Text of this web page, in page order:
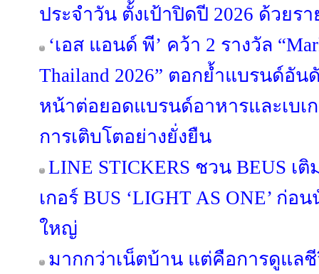
ประจำวัน ตั้งเป้าปิดปี 2026 ด้วยร
‘เอส แอนด์ พี’ คว้า 2 รางวัล
Thailand 2026” ตอกย้ำแบรนด์อั
หน้าต่อยอดแบรนด์อาหารและเบเ
การเติบโตอย่างยั่งยืน
LINE STICKERS ชวน BEUS
เกอร์ BUS ‘LIGHT AS ONE’ ก่
ใหญ่
มากกว่าเน็ตบ้าน แต่คือการดูแล